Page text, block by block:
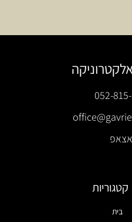
052-
קטגוריות
בית